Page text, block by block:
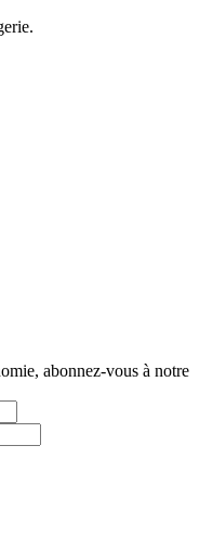
abonnez-vous à notre